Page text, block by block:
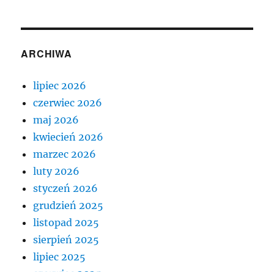
ARCHIWA
lipiec 2026
czerwiec 2026
maj 2026
kwiecień 2026
marzec 2026
luty 2026
styczeń 2026
grudzień 2025
listopad 2025
sierpień 2025
lipiec 2025